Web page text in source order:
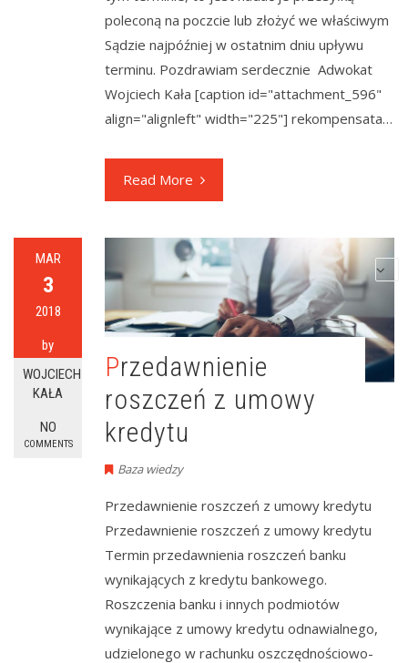
poleconą na poczcie lub złożyć we właściwym
Sądzie najpóźniej w ostatnim dniu upływu
terminu. Pozdrawiam serdecznie Adwokat
Wojciech Kała [caption id="attachment_596"
align="alignleft" width="225"] rekompensata…
Read More
MAR
3
2018
by
WOJCIECH
KAŁA
NO
COMMENTS
Przedawnienie
roszczeń z umowy
kredytu
Baza wiedzy
Przedawnienie roszczeń z umowy kredytu
Przedawnienie roszczeń z umowy kredytu
Termin przedawnienia roszczeń banku
wynikających z kredytu bankowego.
Roszczenia banku i innych podmiotów
wynikające z umowy kredytu odnawialnego,
udzielonego w rachunku oszczędnościowo-